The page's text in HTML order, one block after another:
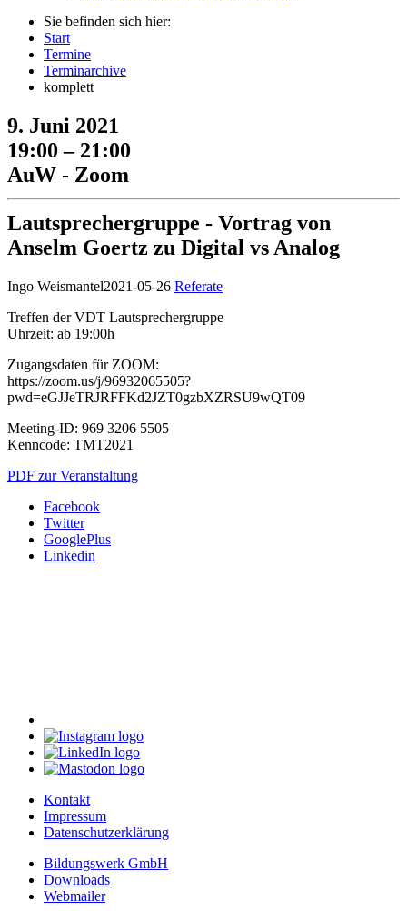
Sie befinden sich hier:
Start
Termine
Terminarchive
komplett
9. Juni 2021
19:00 – 21:00
AuW - Zoom
Lautsprechergruppe - Vortrag von
Anselm Goertz zu Digital vs Analog
Ingo Weismantel2021-05-26 Referate
Treffen der VDT Lautsprechergruppe
Uhrzeit: ab 19:00h
Zugangsdaten für ZOOM:
https://zoom.us/j/96932065505?
pwd=eGJJeTRJRFFKd2JZT0gzbXZRSU9wQT09
Meeting-ID: 969 3206 5505
Kenncode: TMT2021
PDF zur Veranstaltung
Facebook
Twitter
GooglePlus
Linkedin
Kontakt
Impressum
Datenschutzerklärung
Bildungswerk GmbH
Downloads
Webmailer